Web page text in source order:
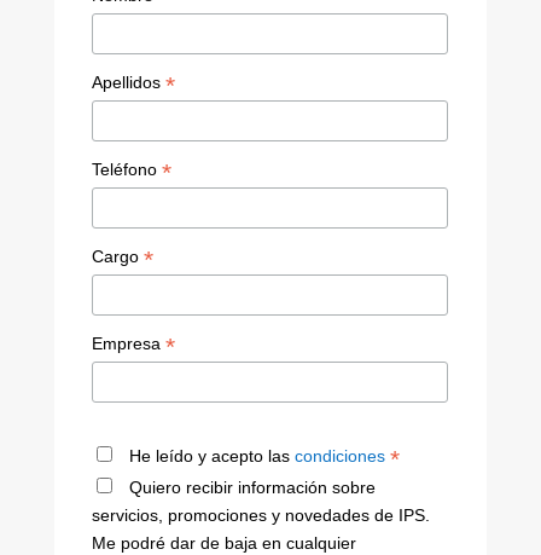
Apellidos *
Teléfono *
Cargo *
Empresa *
He leído y acepto las condiciones *
Quiero recibir información sobre
servicios, promociones y novedades de IPS.
Me podré dar de baja en cualquier